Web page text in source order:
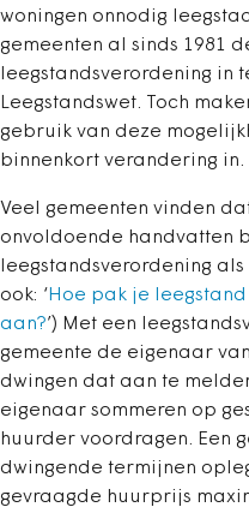
woningen onnodig
gemeenten al sinds 1981
leegstandsverordening in
Leegstandswet. Toch
gebruik van deze
binnenkort verandering in.
Veel gemeenten vinden
onvoldoende handvatten
leegstandsverordening
ook: ‘ Hoe pak je
aan?’) Met een
gemeente de eigenaar
dwingen dat aan te
eigenaar sommeren op
huurder voordragen. Een
dwingende termijnen
gevraagde huurprijs